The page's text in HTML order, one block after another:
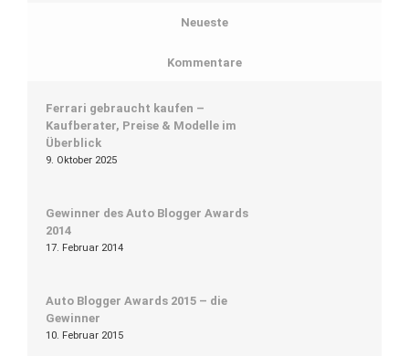
Neueste
Kommentare
Ferrari gebraucht kaufen –
Kaufberater, Preise & Modelle im
Überblick
9. Oktober 2025
Gewinner des Auto Blogger Awards
2014
17. Februar 2014
Auto Blogger Awards 2015 – die
Gewinner
10. Februar 2015